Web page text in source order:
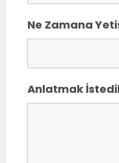
Ne Zamana
Anlatmak